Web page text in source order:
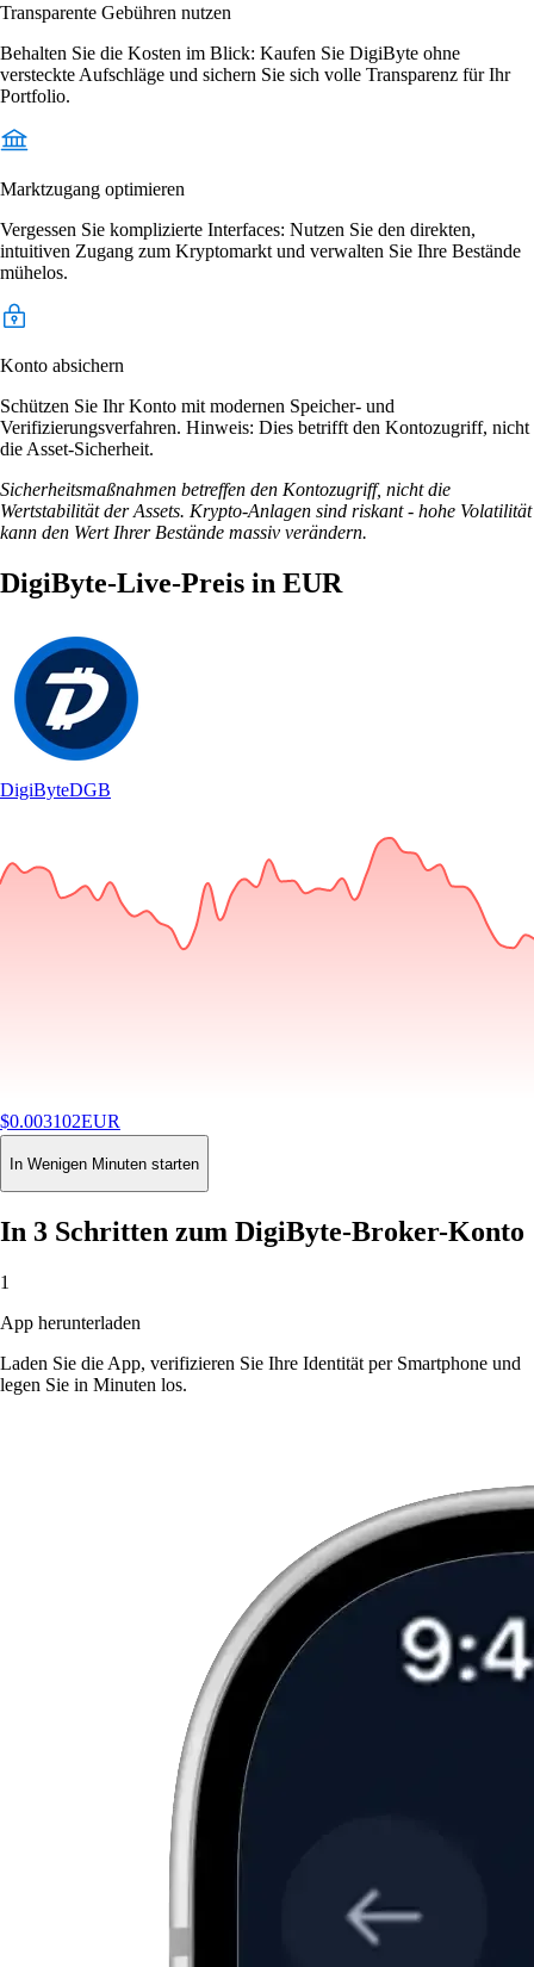
Transparente Gebühren nutzen
Behalten Sie die Kosten im Blick: Kaufen Sie DigiByte ohne
versteckte Aufschläge und sichern Sie sich volle Transparenz für Ihr
Portfolio.
Marktzugang optimieren
Vergessen Sie komplizierte Interfaces: Nutzen Sie den direkten,
intuitiven Zugang zum Kryptomarkt und verwalten Sie Ihre Bestände
mühelos.
Konto absichern
Schützen Sie Ihr Konto mit modernen Speicher- und
Verifizierungsverfahren. Hinweis: Dies betrifft den Kontozugriff, nicht
die Asset-Sicherheit.
Sicherheitsmaßnahmen betreffen den Kontozugriff, nicht die
Wertstabilität der Assets. Krypto-Anlagen sind riskant - hohe Volatilität
kann den Wert Ihrer Bestände massiv verändern.
DigiByte-Live-Preis in EUR
DigiByteDGB
$0.003102EUR
-4.38%24H
Buy
In Wenigen Minuten starten
In 3 Schritten zum DigiByte-Broker-Konto
1
App herunterladen
Laden Sie die App, verifizieren Sie Ihre Identität per Smartphone und
legen Sie in Minuten los.